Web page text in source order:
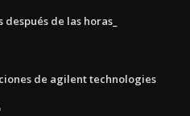
de las horas_
de agilent technologies